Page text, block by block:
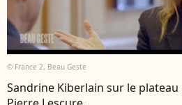
© France 2, Beau Geste
Sandrine Kiberlain sur le plateau